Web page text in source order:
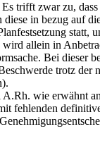
trifft zwar zu,
in bezug auf
statt,
allein in
Bei dieser
trotz
wie erwähnt
fehlenden